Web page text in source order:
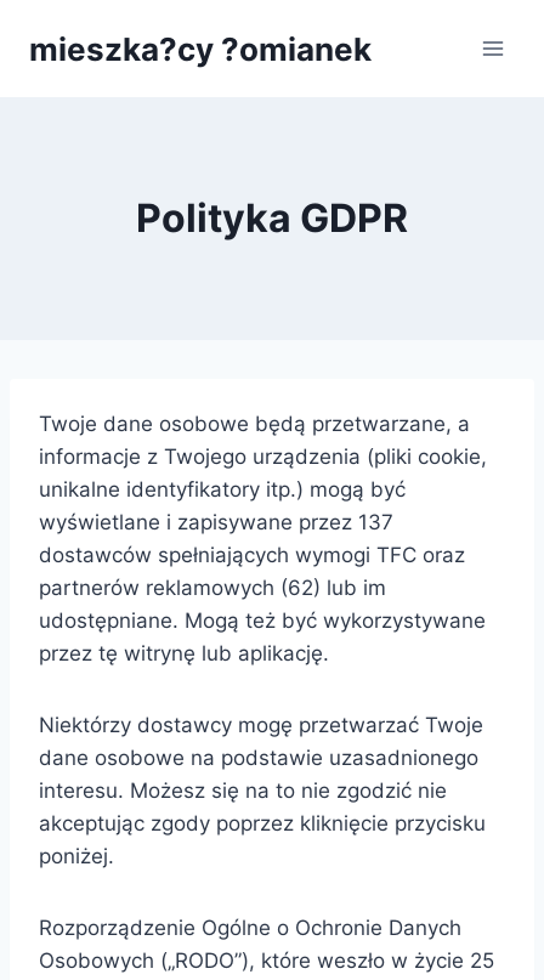
mieszka?cy ?omianek
Polityka GDPR
Twoje dane osobowe będą przetwarzane, a
informacje z Twojego urządzenia (pliki cookie,
unikalne identyfikatory itp.) mogą być
wyświetlane i zapisywane przez 137
dostawców spełniających wymogi TFC oraz
partnerów reklamowych (62) lub im
udostępniane. Mogą też być wykorzystywane
przez tę witrynę lub aplikację.
Niektórzy dostawcy mogę przetwarzać Twoje
dane osobowe na podstawie uzasadnionego
interesu. Możesz się na to nie zgodzić nie
akceptując zgody poprzez kliknięcie przycisku
poniżej.
Rozporządzenie Ogólne o Ochronie Danych
Osobowych („RODO”), które weszło w życie 25